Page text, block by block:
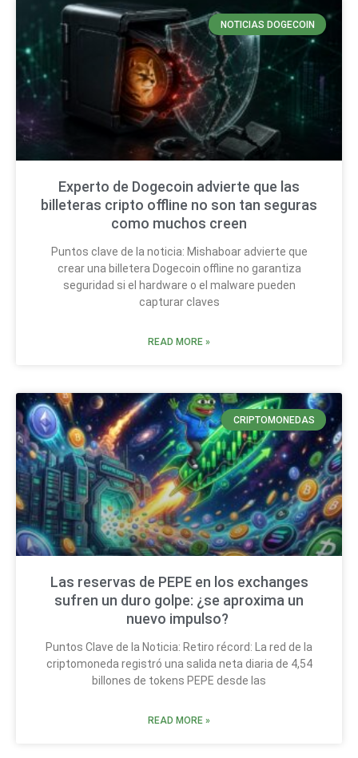
NOTICIAS DOGECOIN
Experto de Dogecoin advierte que las
billeteras cripto offline no son tan seguras
como muchos creen
Puntos clave de la noticia: Mishaboar advierte que
crear una billetera Dogecoin offline no garantiza
seguridad si el hardware o el malware pueden
capturar claves
READ MORE »
CRIPTOMONEDAS
Las reservas de PEPE en los exchanges
sufren un duro golpe: ¿se aproxima un
nuevo impulso?
Puntos Clave de la Noticia: Retiro récord: La red de la
criptomoneda registró una salida neta diaria de 4,54
billones de tokens PEPE desde las
READ MORE »